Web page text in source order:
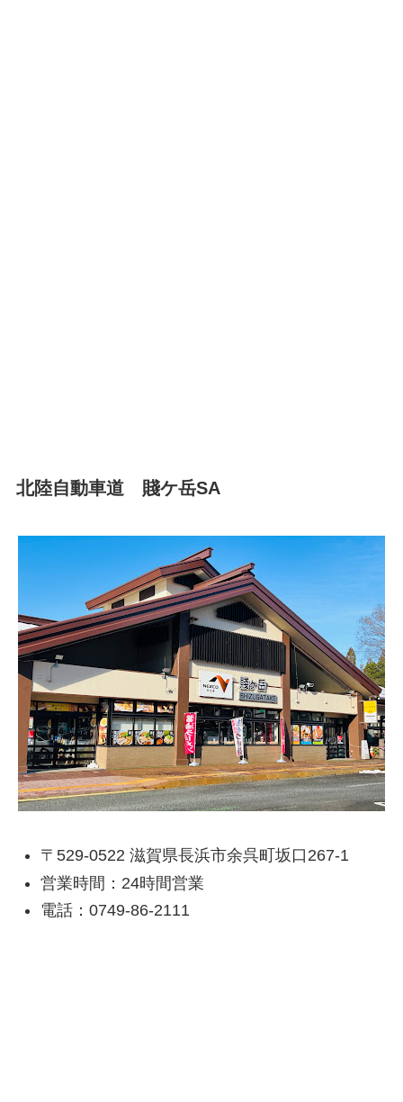
北陸自動車道 賤ケ岳SA
〒529-0522 滋賀県長浜市余呉町坂口267-1
営業時間：24時間営業
電話：0749-86-2111